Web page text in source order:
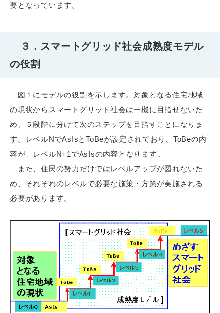
要となっています。
３．スマートグリッド社会成熟度モデル
の役割
図１にモデルの役割を示します。対象となる住宅地域
の現状からスマートグリッド社会は一機に目指せないた
め、５段階に分けて次のステップを目指すことになりま
す。レベルNでAsIsとToBeが設定されており、ToBeの内
容が、レベルN+1でAsIsの内容となります。
また、住民の努力だけではレベルアップが図れないた
め、それぞれのレベルで必要な施策・方策が実施される
必要があります。